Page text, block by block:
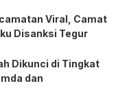
Viral, Camat
Disanksi Tegur
Dikunci di Tingkat
dan